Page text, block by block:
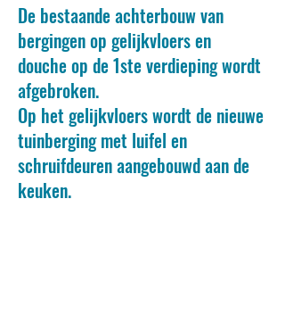
De bestaande achterbouw van
bergingen op gelijkvloers en
douche op de 1ste verdieping wordt
afgebroken.
Op het gelijkvloers wordt de nieuwe
tuinberging met luifel en
schruifdeuren aangebouwd aan de
keuken.